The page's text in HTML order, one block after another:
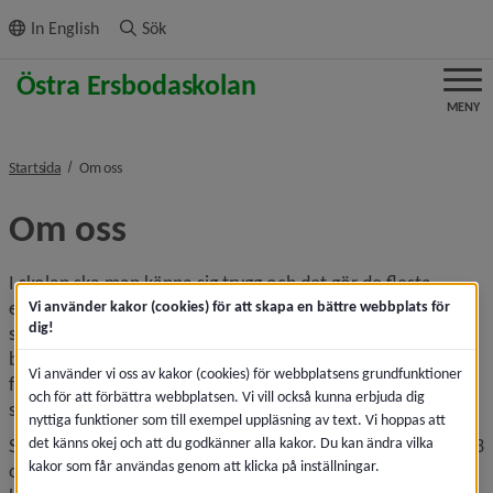
innehållet
In English Sök
MENY
Startsida Om ossnivå i brödsmulenavigeringen
Om oss
I skolan ska man känna sig trygg och det gör de flesta
elever på Östra Ersbodaskolan, enligt våra elevenkäter. På
skolan arbetar engagerad personal som tillsammans med
barnen och elevhälsoteamet skapar goda förutsättningar
för lärande och utveckling. Vi har ett trivsamt klimat på
skolan och vårt mål är att alla elever ska känna sig trygga.
Skolan har förskoleklass och grundskola för årskurserna 1–3
och anpassad grundskola inriktning ämnesområden som
Vi använder kakor (cookies) för att skapa en bättre webbplats för
dig!
Vi använder vi oss av kakor (cookies) för webbplatsens grundfunktioner
och för att förbättra webbplatsen. Vi vill också kunna erbjuda dig
nyttiga funktioner som till exempel uppläsning av text. Vi hoppas att
det känns okej och att du godkänner alla kakor. Du kan ändra vilka
kakor som får användas genom att klicka på inställningar.